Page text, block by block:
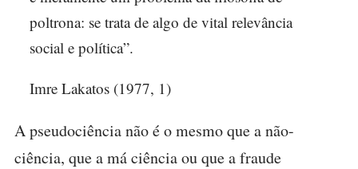
poltrona: se trata de algo de vital relevância
social e política”.
Imre Lakatos (1977, 1)
A pseudociência não é o mesmo que a não-
ciência, que a má ciência ou que a fraude